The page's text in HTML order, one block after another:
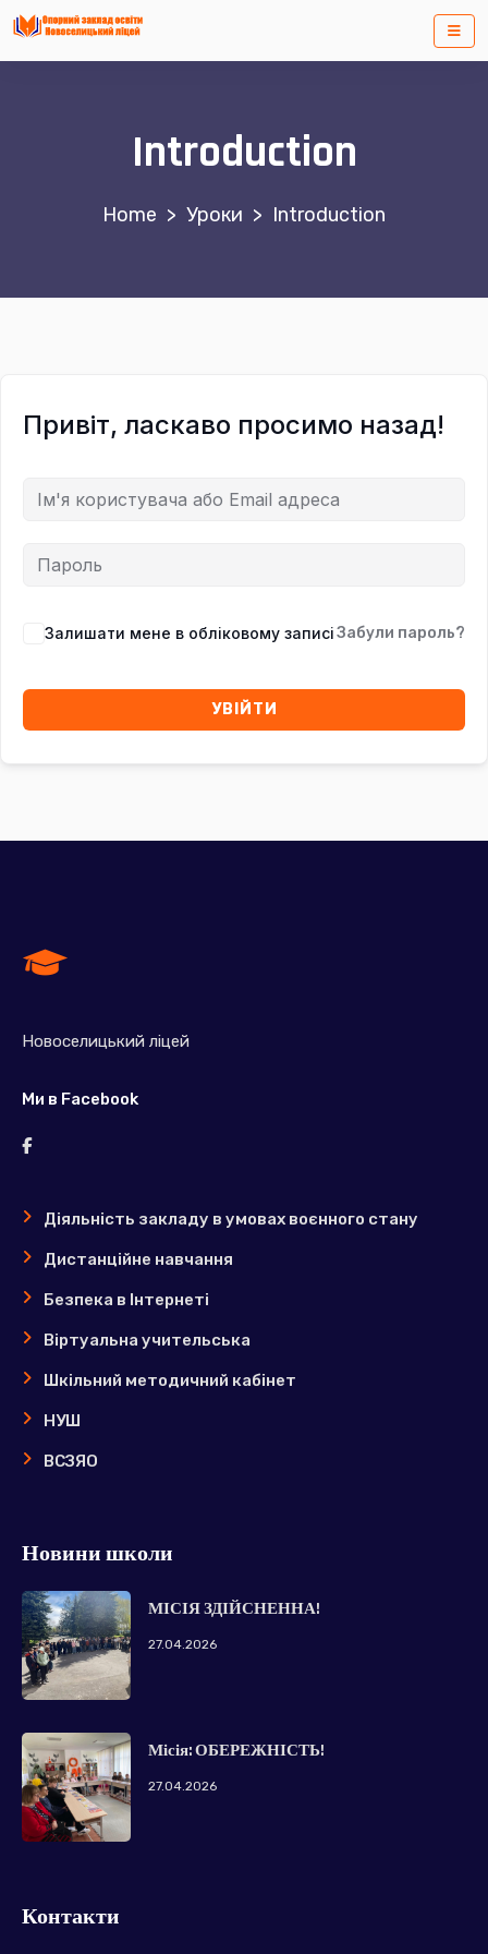
Introduction
> Уроки > Introduction
Привіт, ласкаво просимо назад!
Залишати мене в обліковому записіЗабули пароль?
УВІЙТИ
Новоселицький ліцей
Ми в Facebook
Діяльність закладу в умовах воєнного стану
Дистанційне навчання
Безпека в Інтернеті
Віртуальна учительська
Шкільний методичний кабінет
НУШ
ВСЗЯО
Новини школи
МІСІЯ ЗДІЙСНЕННА!
27.04.2026
Місія: ОБЕРЕЖНІСТЬ!
27.04.2026
Контакти